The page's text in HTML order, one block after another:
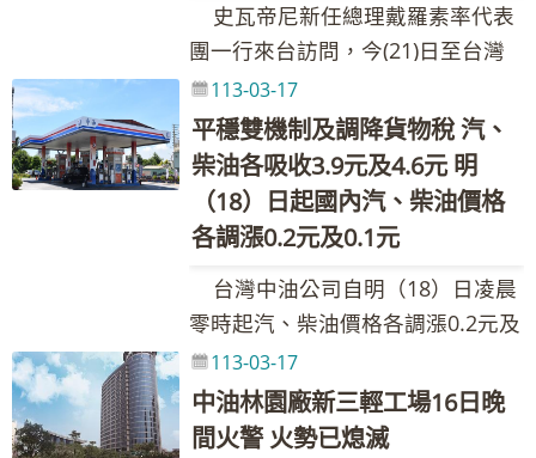
平穩機制啟動，汽、柴油各吸收2.6
元及4.0元。 台灣中油表示，受俄
烏戰爭情勢緊繃、伊拉克承諾降低
原油出口與石油輸出國組織及夥伴
國(OPEC+)維持減產保價策略等因
素影響，導致國際油價上漲。浮動
油價調整原則之調價指標7D3B週均
率貶值0.343元，國內油價依公式計
算漲幅為3.13%。按浮動油價機制
調整原則，汽、柴油應調價格與本
週參考零售價格相比，汽、柴油應
各調漲2.4元及3.8元，惟為維持價
史瓦帝尼新任總理戴羅素率代表
團一行來台訪問，今(21)日至台灣
中油公司桃園煉油廠參訪，了解儲
油槽設施的運作，由董事長李順欽
代表接待，熱烈歡迎史國代表團到
訪，同時也分享台灣中油煉製與操
作經驗及未來能源轉型發展方向。
在經濟部與外交部安排下，111年
10月史瓦帝尼國王恩史瓦帝三世及
112年3月前總理戴克里等代表團兩
度參訪桃園煉油廠，這次是第三度
接待史國貴賓。該廠於66年4月投
產，擔負台灣中、北部汽、柴油供
平穩雙機制及調降貨物稅 汽、
柴油各吸收3.9元及4.6元 明
（18）日起國內汽、柴油價格
各調漲0.2元及0.1元
113-03-17
台灣中油公司自明（18）日凌晨
零時起汽、柴油價格各調漲0.2元及
0.1元，參考零售價格分別為92無鉛
汽油每公升29.7元、95無鉛汽油每
公升31.2元、98無鉛汽油每公升
中油林園廠新三輕工場16日晚
間火警 火勢已熄滅
113-03-17